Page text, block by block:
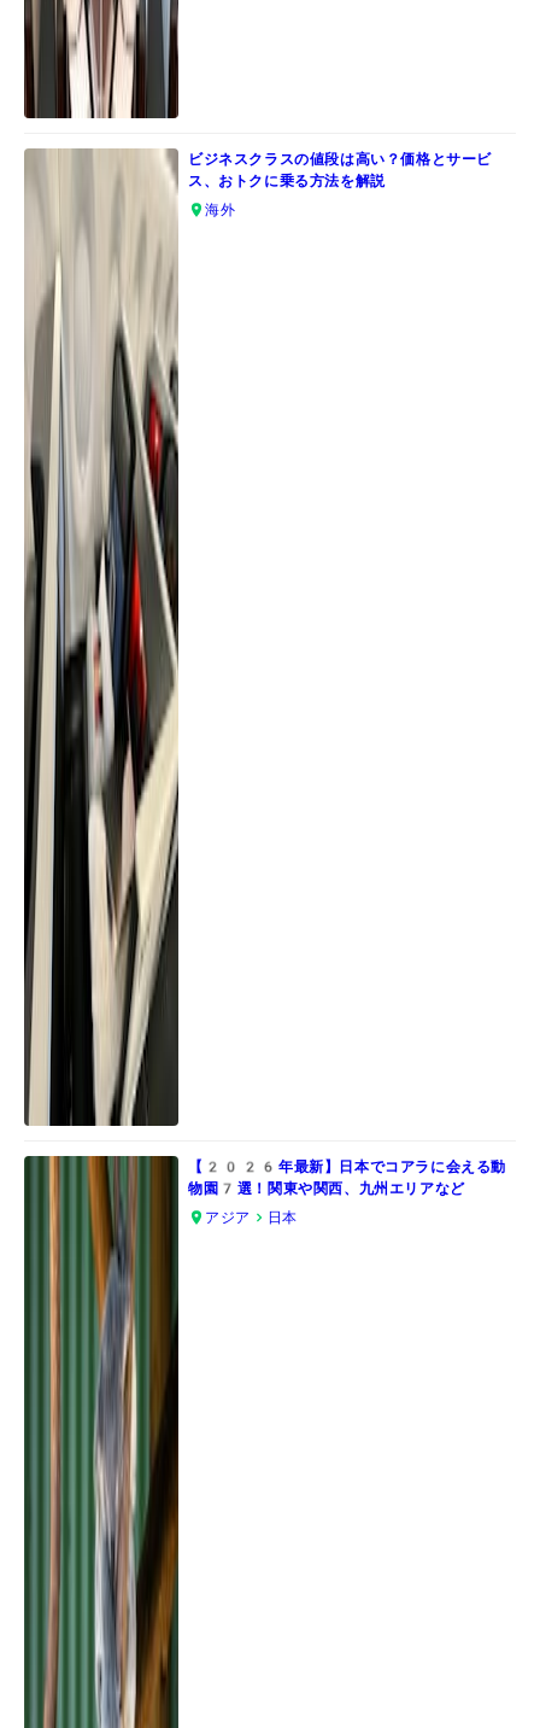
ビジネスクラスの値段は高い？価格とサービ
ス、おトクに乗る方法を解説
海外
【2026年最新】日本でコアラに会える動
物園7選！関東や関西、九州エリアなど
アジア
日本